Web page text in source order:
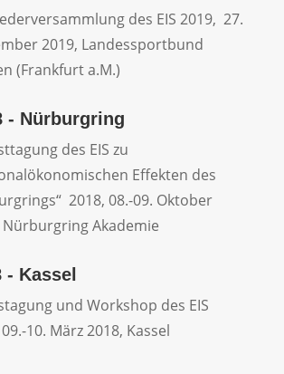
des EIS 2019, 27.
2019, Landessportbund
(Frankfurt a.M.)
- Nürburgring
des EIS zu
Effekten des
2018, 08.-09. Oktober
Nürburgring Akademie
- Kassel
und Workshop des EIS
10. März 2018, Kassel